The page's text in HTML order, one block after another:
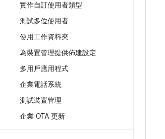
實作自訂使用者類型
測試多位使用者
使用工作資料夾
為裝置管理提供佈建設定
多用戶應用程式
企業電話系統
測試裝置管理
企業 OTA 更新